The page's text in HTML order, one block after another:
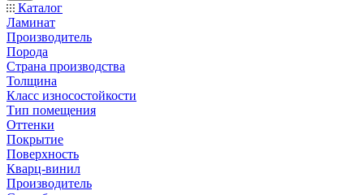
Каталог
Ламинат
Производитель
Порода
Страна производства
Толщина
Класс износостойкости
Тип помещения
Оттенки
Покрытие
Поверхность
Кварц-винил
Производитель